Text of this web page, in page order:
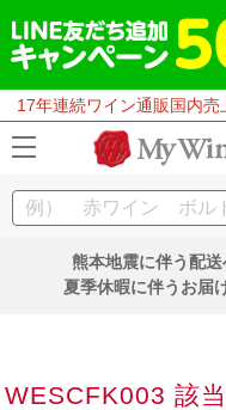
17年連続ワイン通販国内売
熊本地震に伴う配
夏季休暇に伴うお届
WESCFK003 該